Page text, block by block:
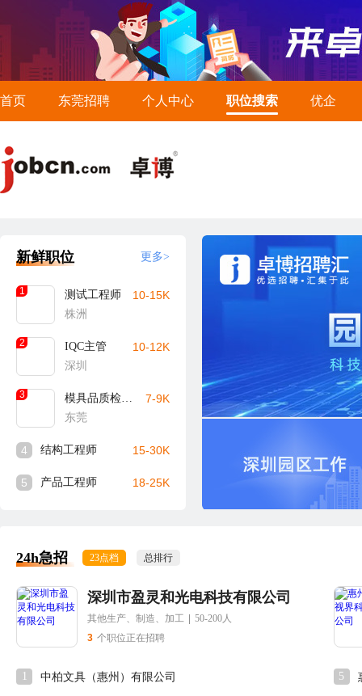
首页 东莞招聘 个人中心 职位搜索 优企
新鲜职位 更多>
1
测试工程师
株洲
10-15K
2
IQC主管
深圳
10-12K
3
模具品质检验员
东莞
7-9K
4 结构工程师 15-30K
5 产品工程师 18-25K
24h急招 23点档 总排行
深圳市盈灵和光电科技有限公司
其他生产、制造、加工
50-200人
3 个职位正在招聘
1 中柏文具（惠州）有限公司 5